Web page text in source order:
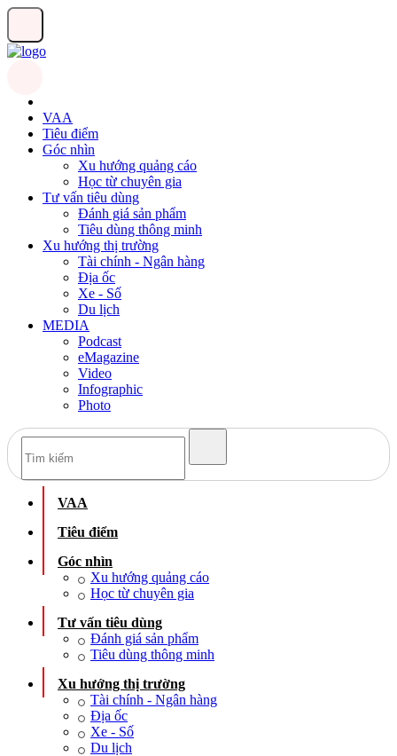
VAA
Tiêu điểm
Góc nhìn
Xu hướng quảng cáo
Học từ chuyên gia
Tư vấn tiêu dùng
Đánh giá sản phẩm
Tiêu dùng thông minh
Xu hướng thị trường
Tài chính - Ngân hàng
Địa ốc
Xe - Số
Du lịch
MEDIA
Podcast
eMagazine
Video
Infographic
Photo
VAA
Tiêu điểm
Góc nhìn
Xu hướng quảng cáo
Học từ chuyên gia
Tư vấn tiêu dùng
Đánh giá sản phẩm
Tiêu dùng thông minh
Xu hướng thị trường
Tài chính - Ngân hàng
Địa ốc
Xe - Số
Du lịch